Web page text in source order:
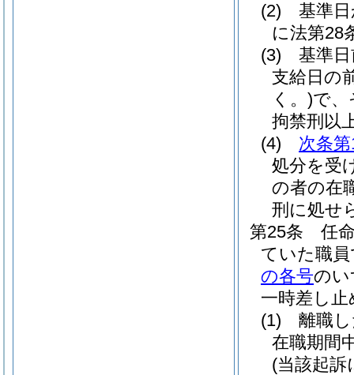
(2)
基準
に法第28
(3)
基準
支給日の
く。)で、
拘禁刑以
(4)
次条
処分を受
の者の在
刑に処せ
第25条
任
ていた職
の各号のい
一時差し
(1)
離職
在職期間
(当該起